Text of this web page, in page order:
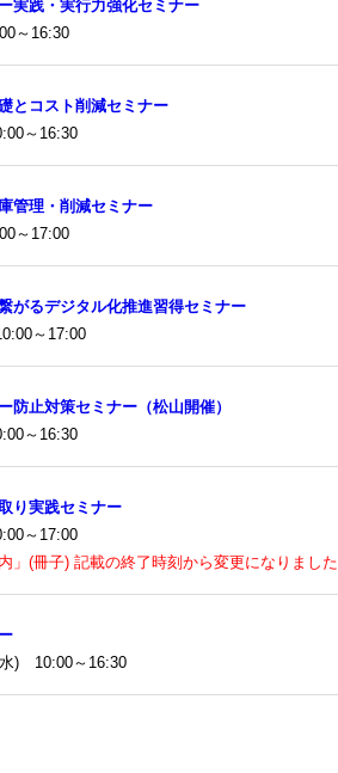
実践・実行力強化セミナー
～16:30
とコスト削減セミナー
～16:30
管理・削減セミナー
～17:00
がるデジタル化推進習得セミナー
～17:00
防止対策セミナー（松山開催）
～16:30
り実践セミナー
～17:00
」(冊子) 記載の終了時刻から変更になりました
) 10:00～16:30